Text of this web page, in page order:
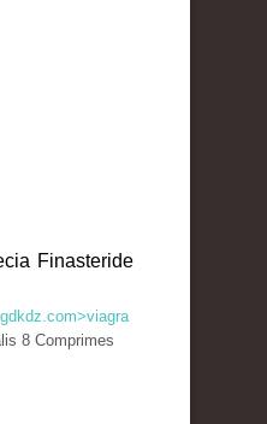
Finasteride
8 Comprimes